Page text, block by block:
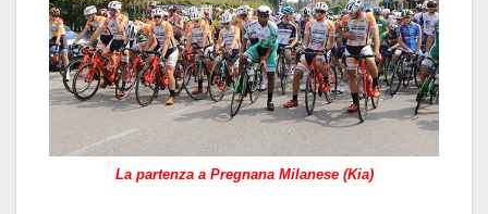
La partenza a Pregnana Milanese (Kia)